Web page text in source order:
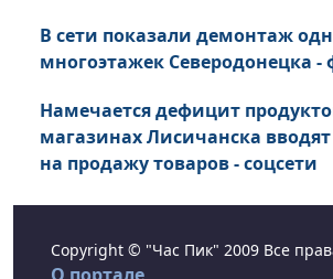
В сети показали демонтаж
многоэтажек Северодонецка -
Намечается дефицит
магазинах Лисичанска
на продажу товаров - соцсети
Copyright © "Час Пик" 2009 Все